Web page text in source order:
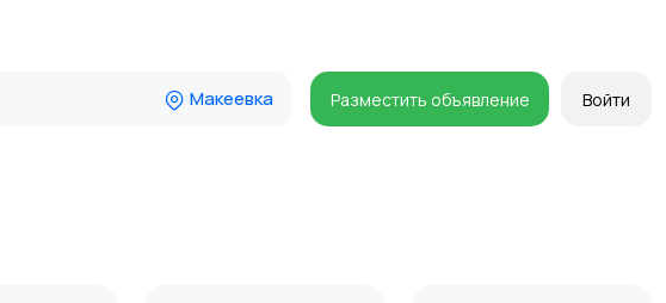
Макеевка Разместить объявление Войти